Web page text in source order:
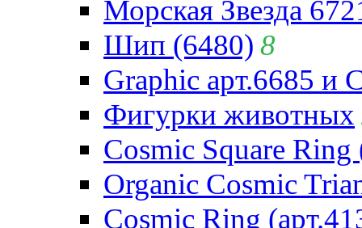
Морская Звезда
Шип (6480) 8
Graphic арт.6685 и
Фигурки животных
Cosmic Square Ring
Organic Cosmic
Cosmic Ring